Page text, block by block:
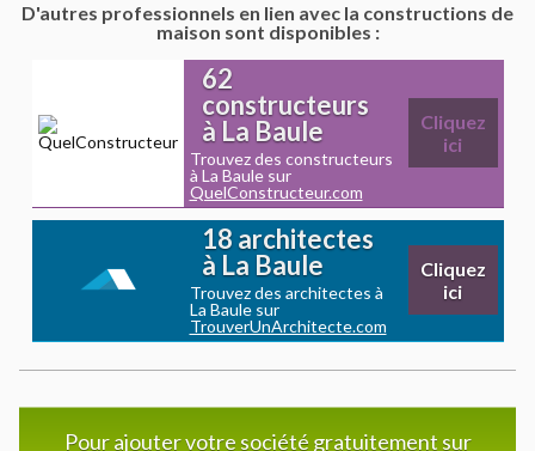
D'autres professionnels en lien avec la constructions de
maison sont disponibles :
62
constructeurs
à La Baule
Trouvez des constructeurs
à La Baule sur
QuelConstructeur.com
Cliquez
ici
18 architectes
à La Baule
Trouvez des architectes à
La Baule sur
TrouverUnArchitecte.com
Cliquez
ici
Pour ajouter votre société gratuitement sur